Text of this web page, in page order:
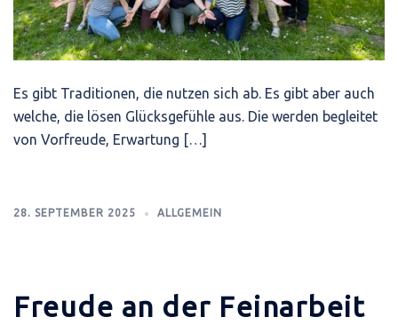
Es gibt Traditionen, die nutzen sich ab. Es gibt aber auch
welche, die lösen Glücksgefühle aus. Die werden begleitet
von Vorfreude, Erwartung […]
28. SEPTEMBER 2025 ALLGEMEIN
Freude an der Feinarbeit